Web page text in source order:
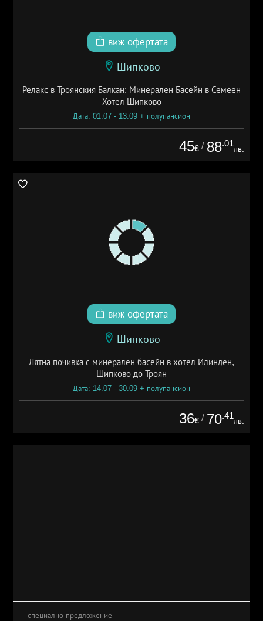
виж офертата
Шипково
Релакс в Троянския Балкан: Минерален Басейн в Семеен
Хотел Шипково
Дата: 01.07 - 13.09 + полупансион
45€ / 88.01
лв.
виж офертата
Шипково
Лятна почивка с минерален басейн в хотел Илинден,
Шипково до Троян
Дата: 14.07 - 30.09 + полупансион
36€ / 70.41
лв.
специално предложение